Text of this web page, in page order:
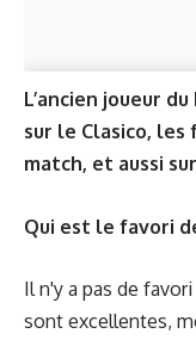
L’ancien joueur
sur le Clasico, les
match, et aussi
Qui est le favori
Il n'y a pas de
sont excellentes,